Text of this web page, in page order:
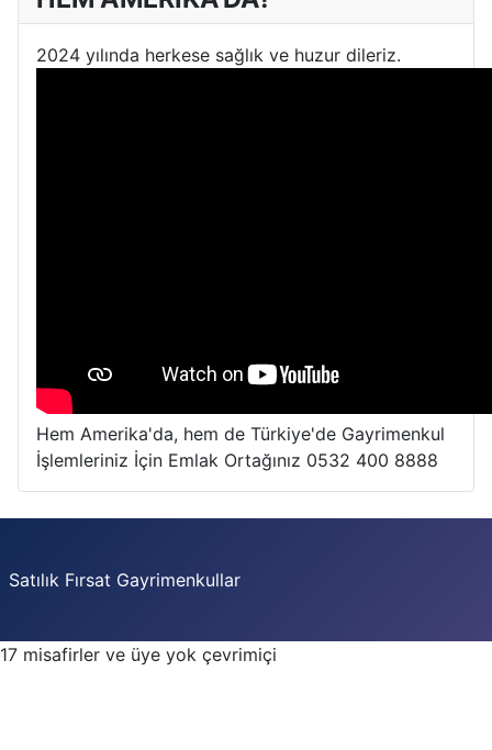
2024 yılında herkese sağlık ve huzur dileriz.
Hem Amerika'da, hem de Türkiye'de Gayrimenkul
İşlemleriniz İçin Emlak Ortağınız 0532 400 8888
Satılık Fırsat Gayrimenkullar
17 misafirler ve üye yok çevrimiçi